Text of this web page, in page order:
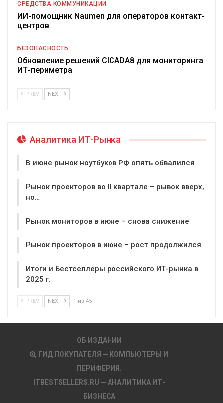
СРЕДСТВА КОММУНИКАЦИИ
ИИ-помощник Naumen для операторов контакт-
центров
БЕЗОПАСНОСТЬ
Обновление решений CICADA8 для мониторинга
ИТ-периметра
PREV NEXT
Аналитика ИТ-Рынка
В июне рынок ноутбуков РФ опять обвалился
Рынок проекторов во II квартале – рывок вверх,
но…
Рынок мониторов в июне – снова снижение
Рынок проекторов в июне – рост продолжился
Итоги и Бестселлеры российского ИТ-рынка в
2025 г.
PREV NEXT 1 из 45
ОБ ИЗДАНИИ
ГИД ПОКУПАТЕЛЯ — КОМПЬЮТЕРЫ И
ПЕРИФЕРИЯ.
ITBESTSELLERS.RU — АНАЛИТИКА ИТ-
БИЗНЕСА